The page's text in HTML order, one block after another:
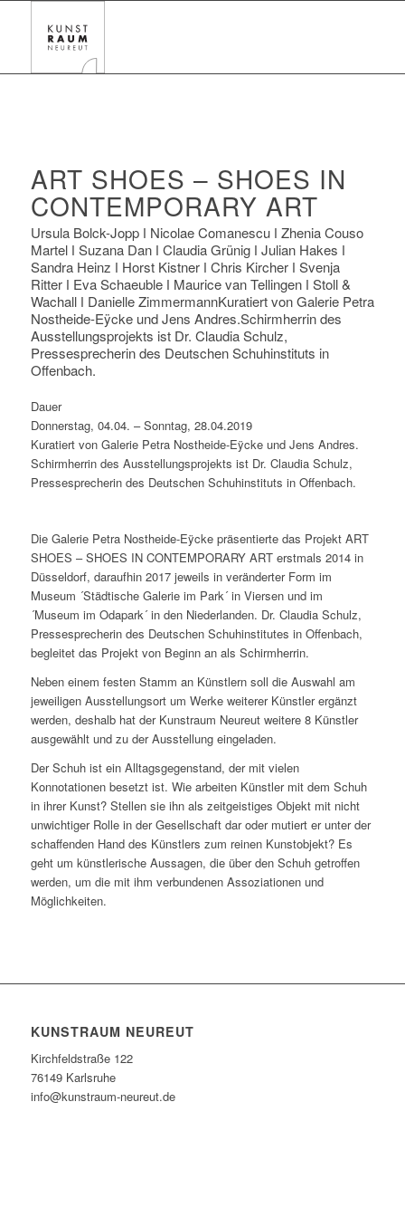
ART SHOES – SHOES IN
CONTEMPORARY ART
Ursula Bolck-Jopp ǀ Nicolae Comanescu ǀ Zhenia Couso
Martel ǀ Suzana Dan ǀ Claudia Grünig ǀ Julian Hakes ǀ
Sandra Heinz ǀ Horst Kistner ǀ Chris Kircher ǀ Svenja
Ritter ǀ Eva Schaeuble ǀ Maurice van Tellingen ǀ Stoll &
Wachall ǀ Danielle ZimmermannKuratiert von Galerie Petra
Nostheide-Eÿcke und Jens Andres.Schirmherrin des
Ausstellungsprojekts ist Dr. Claudia Schulz,
Pressesprecherin des Deutschen Schuhinstituts in
Offenbach.
Dauer
Donnerstag, 04.04. – Sonntag, 28.04.2019
Kuratiert von Galerie Petra Nostheide-Eÿcke und Jens Andres.
Schirmherrin des Ausstellungsprojekts ist Dr. Claudia Schulz,
Pressesprecherin des Deutschen Schuhinstituts in Offenbach.
Die Galerie Petra Nostheide-Eÿcke präsentierte das Projekt ART
SHOES – SHOES IN CONTEMPORARY ART erstmals 2014 in
Düsseldorf, daraufhin 2017 jeweils in veränderter Form im
Museum ´Städtische Galerie im Park´ in Viersen und im
´Museum im Odapark´ in den Niederlanden. Dr. Claudia Schulz,
Pressesprecherin des Deutschen Schuhinstitutes in Offenbach,
begleitet das Projekt von Beginn an als Schirmherrin.
Neben einem festen Stamm an Künstlern soll die Auswahl am
jeweiligen Ausstellungsort um Werke weiterer Künstler ergänzt
werden, deshalb hat der Kunstraum Neureut weitere 8 Künstler
ausgewählt und zu der Ausstellung eingeladen.
Der Schuh ist ein Alltagsgegenstand, der mit vielen
Konnotationen besetzt ist. Wie arbeiten Künstler mit dem Schuh
in ihrer Kunst? Stellen sie ihn als zeitgeistiges Objekt mit nicht
unwichtiger Rolle in der Gesellschaft dar oder mutiert er unter der
schaffenden Hand des Künstlers zum reinen Kunstobjekt? Es
geht um künstlerische Aussagen, die über den Schuh getroffen
werden, um die mit ihm verbundenen Assoziationen und
Möglichkeiten.
KUNSTRAUM NEUREUT
Kirchfeldstraße 122
76149 Karlsruhe
info@kunstraum-neureut.de